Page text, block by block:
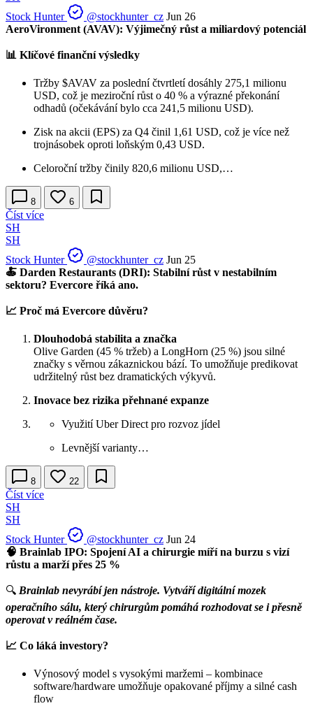
Stock Hunter
@stockhunter_cz Jun 26
AeroVironment (AVAV): Výjimečný růst a miliardový potenciál
📊 Klíčové finanční výsledky
Tržby $AVAV za poslední čtvrtletí dosáhly 275,1 milionu
USD, což je meziroční růst o 40 % a výrazné překonání
odhadů (očekávání bylo cca 241,5 milionu USD).
Zisk na akcii (EPS) za Q4 činil 1,61 USD, což je více než
trojnásobek oproti loňským 0,43 USD.
Celoroční tržby činily 820,6 milionu USD,…
8 6
Číst více
SH
SH
Stock Hunter
@stockhunter_cz Jun 25
🍝 Darden Restaurants (DRI): Stabilní růst v nestabilním
sektoru? Evercore říká ano.
📈 Proč má Evercore důvěru?
Dlouhodobá stabilita a značka
Olive Garden (45 % tržeb) a LongHorn (25 %) jsou silné
značky s věrnou zákaznickou bází. To umožňuje predikovat
udržitelný růst bez dramatických výkyvů.
Inovace bez rizika přehnané expanze
Využití Uber Direct pro rozvoz jídel
Levnější varianty…
8 22
Číst více
SH
SH
Stock Hunter
@stockhunter_cz Jun 24
🧠 Brainlab IPO: Spojení AI a chirurgie míří na burzu s vizí
růstu a marží přes 25 %
🔍 Brainlab nevyrábí jen nástroje. Vytváří digitální mozek
operačního sálu, který chirurgům pomáhá rozhodovat se i přesně
operovat v reálném čase.
📈 Co láká investory?
Výnosový model s vysokými maržemi – kombinace
software/hardware umožňuje opakované příjmy a silné cash
flow